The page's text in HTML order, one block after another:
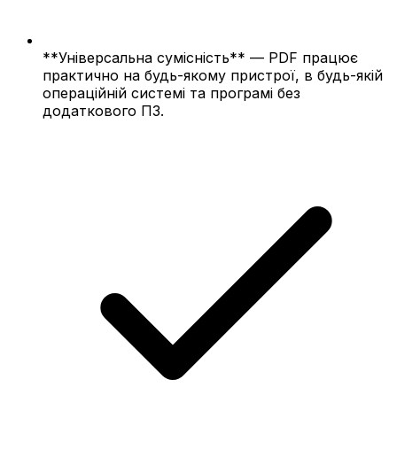
**Універсальна сумісність** — PDF працює
практично на будь-якому пристрої, в будь-якій
операційній системі та програмі без
додаткового ПЗ.